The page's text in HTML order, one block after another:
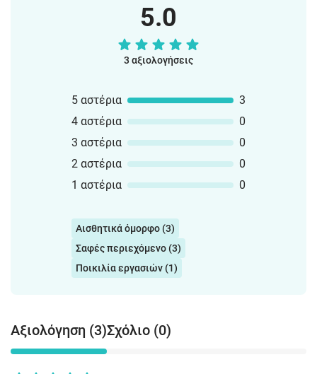
5.0
3 αξιολογήσεις
5 αστέρια
3
4 αστέρια
0
3 αστέρια
0
2 αστέρια
0
1 αστέρια
0
Αισθητικά όμορφο (3)
Σαφές περιεχόμενο (3)
Ποικιλία εργασιών (1)
Αξιολόγηση (3)Σχόλιο (0)